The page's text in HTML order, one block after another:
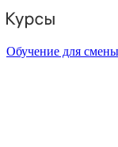
Обучение для